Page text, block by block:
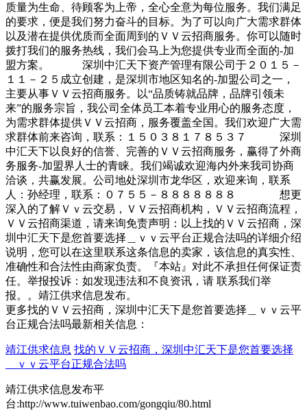
质量为生命、待顾客为上帝，全心全意为每位服务。我们满足
的要求，便是我们努力奋斗的目标。为了可以向广大需求群体
以及潜在提供优质而全面周到的ＶＶ云招商服务。你可以随时
拨打我们的服务热线，我们会马上为您提供专业而全面的-加
盟方案。 深圳中汇天下资产管理有限公司于２０１５－
１１－２５成立创建，是深圳市地区知名的-加盟公司之一，
主要从事ＶＶ云招商服务。以“品质铸就品牌，品牌引领未
来”的服务宗旨，我公司全体员工本着专业用心的服务态度，
为需求群体提供ＶＶ云招商，服务覆盖全国。我们欢迎广大需
求群体前来咨询，联系：１５０３８１７８５３７ 深圳
中汇天下以良好的信誉、完善的ＶＶ云招商服务，赢得了外商
务服务-加盟界人士的青睐。我们竭诚欢迎海内外来我司协商
洽谈，共赢发展。公司地处深圳市龙华区，欢迎来询，联系
人：孙经理，联系：０７５５－８８８８８８８ 想更
深入的了解Ｖｖ云交易，ＶＶ云招商机构，ＶＶ云招商流程，
ＶＶ云招商渠道，请来询免责声明：以上找的ＶＶ云招商，深
圳中汇天下是您首要选择＿ｖｖ云平台正规合法吗的详细介绍
说明，您可以在这里联系这条信息的卖家，该信息的真实性、
准确性和合法性由商家负责。『本站』对此不承担任何保证责
任。举报投诉：如发现违法和不良资讯，请 联系我们举
报。。靖江供求信息发布。
更多找的ＶＶ云招商，深圳中汇天下是您首要选择＿ｖｖ云平
台正规合法吗最新相关信息：
靖江供求信息 找的ＶＶ云招商，深圳中汇天下是您首要选择
＿ｖｖ云平台正规合法吗
靖江供求信息发布平
台:http://www.tuiwenbao.com/gongqiu/80.html